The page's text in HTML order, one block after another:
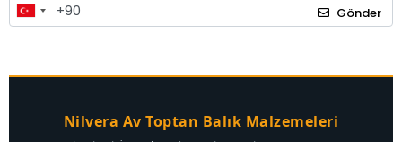
Gönder
Nilvera Av Toptan Balık Malzemeleri